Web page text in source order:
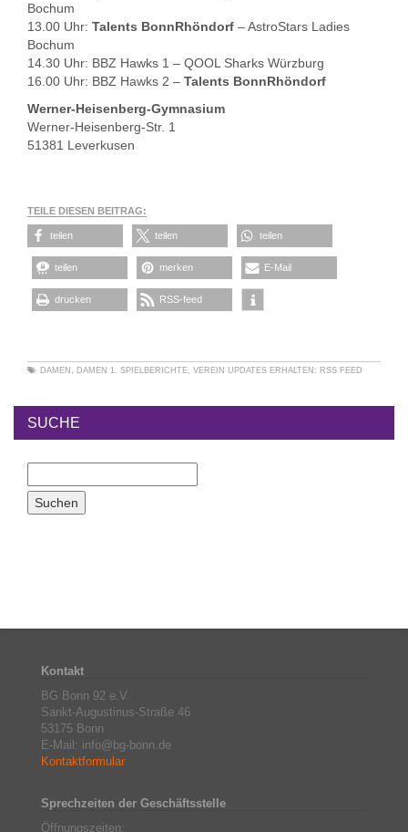
Bochum
13.00 Uhr: Talents BonnRhöndorf – AstroStars Ladies
Bochum
14.30 Uhr: BBZ Hawks 1 – QOOL Sharks Würzburg
16.00 Uhr: BBZ Hawks 2 – Talents BonnRhöndorf
Werner-Heisenberg-Gymnasium
Werner-Heisenberg-Str. 1
51381 Leverkusen
TEILE DIESEN BEITRAG:
teilen teilen teilen
teilen merken E-Mail
drucken RSS-feed
DAMEN , DAMEN 1, SPIELBERICHTE, VEREIN UPDATES ERHALTEN: RSS FEED
SUCHE
Kontakt
BG Bonn 92 e.V.
Sankt-Augustinus-Straße 46
53175 Bonn
E-Mail: info@bg-bonn.de
Kontaktformular
Sprechzeiten der Geschäftsstelle
Öffnungszeiten: